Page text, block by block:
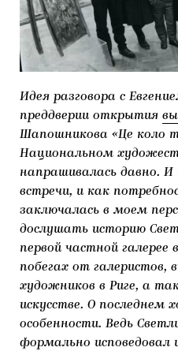
Идея разговора с
преддверии открытия
Шапошникова «Це коло
Национальном
напрашивалась давно.
встречи, и как
заключалась в моем
дослушать историю
первой частной галерее
побегах от галеристов,
художников в Риге, а
искусстве. О последнем
особенности. Ведь
формально исповедовал